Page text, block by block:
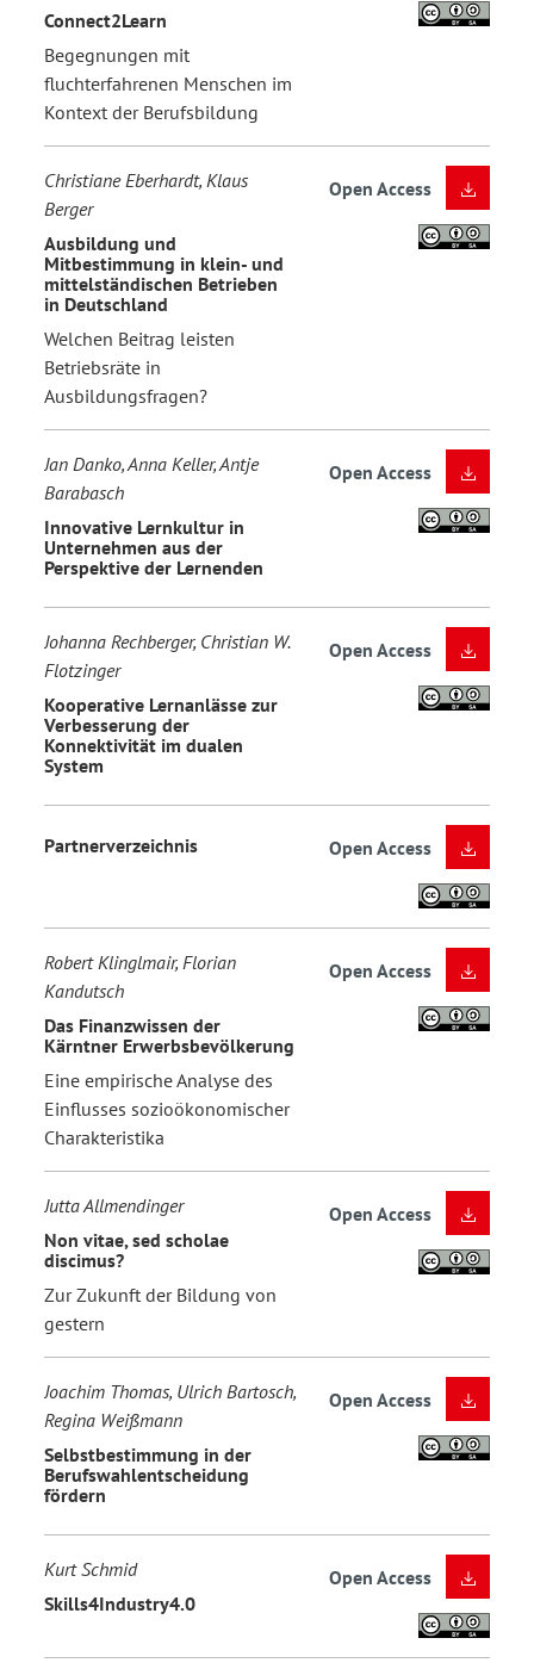
Connect2Learn
Begegnungen mit
fluchterfahrenen Menschen im
Kontext der Berufsbildung
Christiane Eberhardt, Klaus
Berger
Ausbildung und
Mitbestimmung in klein- und
mittelständischen Betrieben
in Deutschland
Welchen Beitrag leisten
Betriebsräte in
Ausbildungsfragen?
Open Access
Jan Danko, Anna Keller, Antje
Barabasch
Innovative Lernkultur in
Unternehmen aus der
Perspektive der Lernenden
Open Access
Johanna Rechberger, Christian W.
Flotzinger
Kooperative Lernanlässe zur
Verbesserung der
Konnektivität im dualen
System
Open Access
Partnerverzeichnis Open Access
Robert Klinglmair, Florian
Kandutsch
Das Finanzwissen der
Kärntner Erwerbsbevölkerung
Eine empirische Analyse des
Einflusses sozioökonomischer
Charakteristika
Open Access
Jutta Allmendinger
Non vitae, sed scholae
discimus?
Zur Zukunft der Bildung von
gestern
Open Access
Joachim Thomas, Ulrich Bartosch,
Regina Weißmann
Selbstbestimmung in der
Berufswahlentscheidung
fördern
Open Access
Kurt Schmid
Skills4Industry4.0
Open Access